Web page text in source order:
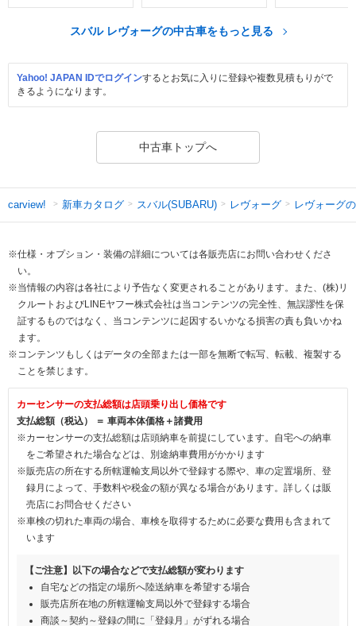
スバル レヴォーグの中古車をもっと見る
Yahoo! JAPAN IDでログインするとお気に入りに登録や複数見積もりがで
きるようになります。
中古車トップへ
carview! 新車カタログ スバル(SUBARU) レヴォーグ レヴォーグ
※仕様・オプション・装備の詳細については各販売店にお問い合わせくださ
い。
※当情報の内容は各社により予告なく変更されることがあります。また、(株)リ
クルートおよびLINEヤフー株式会社は当コンテンツの完全性、無誤謬性を保
証するものではなく、当コンテンツに起因するいかなる損害の責も負いかね
ます。
※コンテンツもしくはデータの全部または一部を無断で転写、転載、複製する
ことを禁じます。
カーセンサーの支払総額は店頭乗り出し価格です
支払総額（税込） ＝ 車両本体価格＋諸費用
※カーセンサーの支払総額は店頭納車を前提にしています。自宅への納車
をご希望された場合などは、別途納車費用がかかります
※販売店の所在する所轄運輸支局以外で登録する際や、車の定置場所、登
録月によって、手数料や税金の額が異なる場合があります。詳しくは販
売店にお問合せください
※車検の切れた車両の場合、車検を取得するために必要な費用も含まれて
います
【ご注意】以下の場合などで支払総額が変わります
自宅などの指定の場所へ陸送納車を希望する場合
販売店所在地の所轄運輸支局以外で登録する場合
商談～契約～登録の間に「登録月」がずれる場合